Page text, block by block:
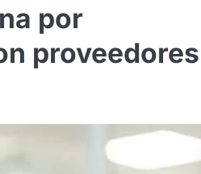
por
proveedores